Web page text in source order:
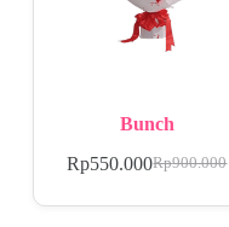
Bunch
Rp900.000
Rp550.000